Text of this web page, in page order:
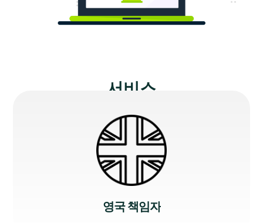
서비스
영국 책임자